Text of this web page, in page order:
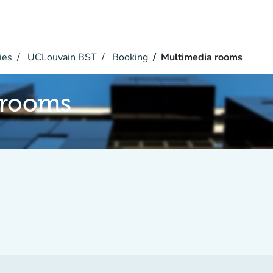
UCLouvain BST Booking Multimedia rooms